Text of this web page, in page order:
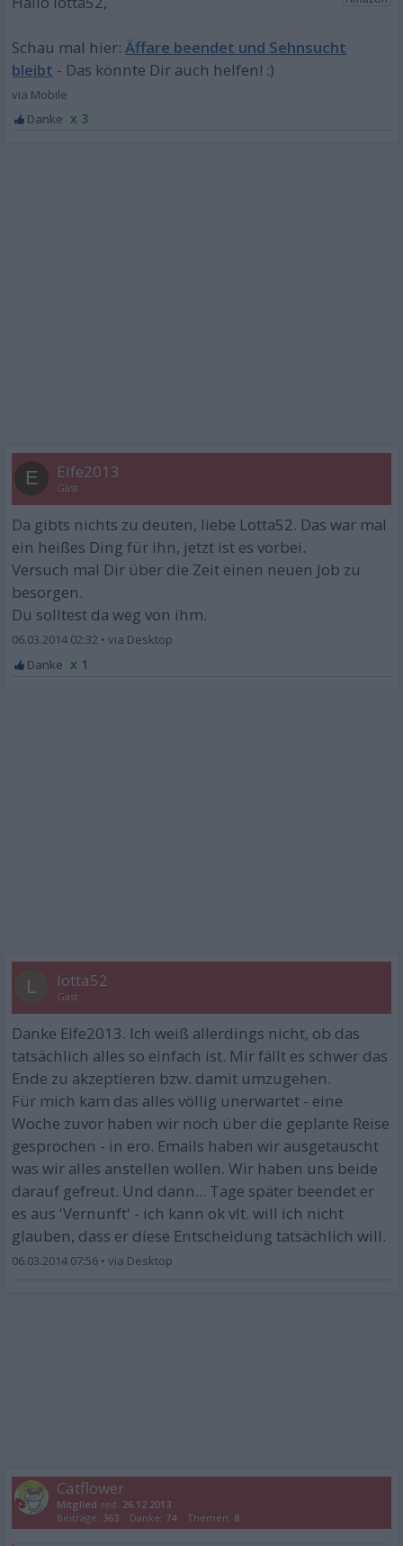
Äffare beendet und Sehnsucht
bleibt
x 3
E Elfe2013
Gast
Da gibts nichts zu deuten, liebe Lotta52. Das war mal
ein heißes Ding für ihn, jetzt ist es vorbei.
Versuch mal Dir über die Zeit einen neuen Job zu
besorgen.
Du solltest da weg von ihm.
06.03.2014 02:32 •
x 1
L lotta52
Gast
Danke Elfe2013. Ich weiß allerdings nicht, ob das
tatsächlich alles so einfach ist. Mir fällt es schwer das
Ende zu akzeptieren bzw. damit umzugehen.
Für mich kam das alles völlig unerwartet - eine
Woche zuvor haben wir noch über die geplante Reise
gesprochen - in ero. Emails haben wir ausgetauscht
was wir alles anstellen wollen. Wir haben uns beide
darauf gefreut. Und dann... Tage später beendet er
es aus 'Vernunft' - ich kann ok vlt. will ich nicht
glauben, dass er diese Entscheidung tatsächlich will.
06.03.2014 07:56 •
Catflower
Mitglied seit: 26.12.2013
Beiträge: 363 Danke: 74 Themen: 8